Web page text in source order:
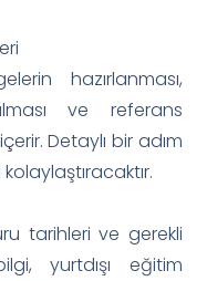
hazırlanması,
ve referans
Detaylı bir adım
tarihleri ve gerekli
yurtdışı eğitim